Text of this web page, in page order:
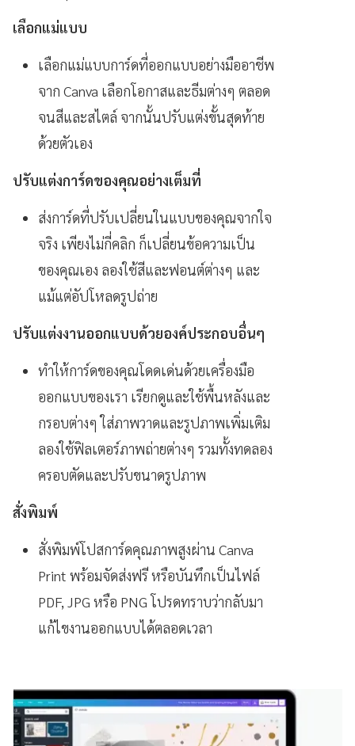
เลือกแม่แบบ
เลือกแม่แบบการ์ดที่ออกแบบอย่างมืออาชีพ
จาก Canva เลือกโอกาสและธีมต่างๆ ตลอด
จนสีและสไตล์ จากนั้นปรับแต่งขั้นสุดท้าย
ด้วยตัวเอง
ปรับแต่งการ์ดของคุณอย่างเต็มที่
ส่งการ์ดที่ปรับเปลี่ยนในแบบของคุณจากใจ
จริง เพียงไม่กี่คลิก ก็เปลี่ยนข้อความเป็น
ของคุณเอง ลองใช้สีและฟอนต์ต่างๆ และ
แม้แต่อัปโหลดรูปถ่าย
ปรับแต่งงานออกแบบด้วยองค์ประกอบอื่นๆ
ทำให้การ์ดของคุณโดดเด่นด้วยเครื่องมือ
ออกแบบของเรา เรียกดูและใช้พื้นหลังและ
กรอบต่างๆ ใส่ภาพวาดและรูปภาพเพิ่มเติม
ลองใช้ฟิลเตอร์ภาพถ่ายต่างๆ รวมทั้งทดลอง
ครอบตัดและปรับขนาดรูปภาพ
สั่งพิมพ์
สั่งพิมพ์โปสการ์ดคุณภาพสูงผ่าน Canva
Print พร้อมจัดส่งฟรี หรือบันทึกเป็นไฟล์
PDF, JPG หรือ PNG โปรดทราบว่ากลับมา
แก้ไขงานออกแบบได้ตลอดเวลา